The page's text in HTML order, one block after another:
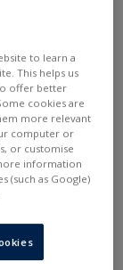
to learn a
This helps us
offer better
cookies are
more relevant
computer or
or customise
information
(such as Google)